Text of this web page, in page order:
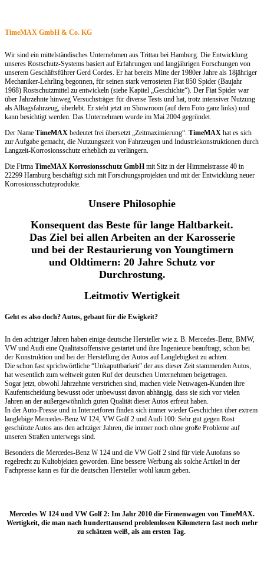
TimeMAX GmbH & Co. KG
Wir sind ein mittelständisches Unternehmen aus Trittau bei Hamburg. Die Entwicklung
unseres Rostschutz-Systems basiert auf Erfahrungen und langjährigen Forschungen von
unserem Geschäftsführer Gerd Cordes. Er hat bereits Mitte der 1980er Jahre als 18jähriger
Mechaniker-Lehrling begonnen, für seinen stark verrosteten Fiat 850 Spider (Baujahr
1968) Rostschutzmittel zu entwickeln (siehe Kapitel „Geschichte“). Der Fiat Spider war
über Jahrzehnte hinweg Versuchsträger für diverse Tests und hat, trotz intensiver Nutzung
als Alltagsfahrzeug, überlebt. Er steht jetzt im Showroom (auf dem Foto ganz links) und
kann besichtigt werden. Das Unternehmen wurde im Mai 2004 gegründet.
Der Name TimeMAX bedeutet frei übersetzt „Zeitmaximierung“. TimeMAX hat es sich
zur Aufgabe gemacht, die Nutzungszeit von Fahrzeugen und Industriekonstruktionen durch
Langzeit-Korrosionsschutz erheblich zu verlängern.
Die Firma TimeMAX Korrosionsschutz GmbH mit Sitz in der Himmelstrasse 40 in
22299 Hamburg beschäftigt sich mit Forschungsprojekten und mit der Entwicklung neuer
Korrosionsschutzprodukte.
Unsere Philosophie
Konsequent das Beste für lange Haltbarkeit.
Das Ziel bei allen Arbeiten an der Karosserie
und bei der Restaurierung von Youngtimern
und Oldtimern: 20 Jahre Schutz vor
Durchrostung.
Leitmotiv Wertigkeit
Geht es also doch? Autos, gebaut für die Ewigkeit?
In den achtziger Jahren haben einige deutsche Hersteller wie z. B. Mercedes-Benz, BMW,
VW und Audi eine Qualitätsoffensive gestartet und ihre Ingenieure beauftragt, schon bei
der Konstruktion und bei der Herstellung der Autos auf Langlebigkeit zu achten.
Die schon fast sprichwörtliche “Unkaputtbarkeit” der aus dieser Zeit stammenden Autos,
hat wesentlich zum weltweit guten Ruf der deutschen Unternehmen beigetragen.
Sogar jetzt, obwohl Jahrzehnte verstrichen sind, machen viele Neuwagen-Kunden ihre
Kaufentscheidung bewusst oder unbewusst davon abhängig, dass sie sich vor vielen
Jahren an der außergewöhnlich guten Qualität dieser Autos erfreut haben.
In der Auto-Presse und in Internetforen finden sich immer wieder Geschichten über extrem
langlebige Mercedes-Benz W 124, VW Golf 2 und Audi 100: Sehr gut gegen Rost
geschützte Autos aus den achtziger Jahren, die immer noch ohne große Probleme auf
unseren Straßen unterwegs sind.
Besonders die Mercedes-Benz W 124 und die VW Golf 2 sind für viele Autofans so
regelrecht zu Kultobjekten geworden. Eine bessere Werbung als solche Artikel in der
Fachpresse kann es für die deutschen Hersteller wohl kaum geben.
Mercedes W 124 und VW Golf 2: Im Jahr 2010 die Firmenwagen von TimeMAX.
Wertigkeit, die man nach hunderttausend problemlosen Kilometern fast noch mehr
zu schätzen weiß, als am ersten Tag.